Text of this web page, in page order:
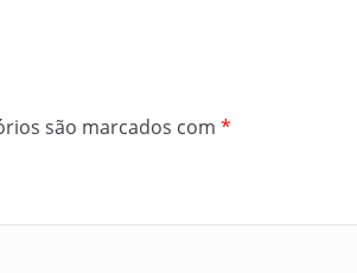
são marcados com *